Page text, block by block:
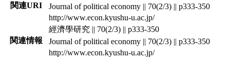
関連URI
Journal of political economy || 70(2/3) || p333-350
http://www.econ.kyushu-u.ac.jp/
関連情報
經濟學研究 || 70(2/3) || p333-350
Journal of political economy || 70(2/3) || p333-350
http://www.econ.kyushu-u.ac.jp/